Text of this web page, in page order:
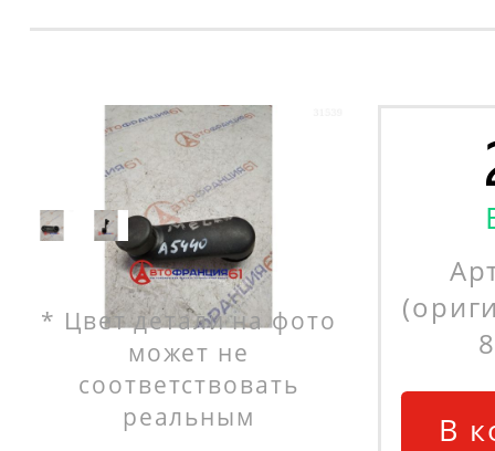
* Цвет детали на фото
может не
соответствовать
реальным
В